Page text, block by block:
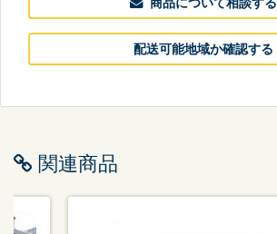
配送可能地域か確認する
関連商品